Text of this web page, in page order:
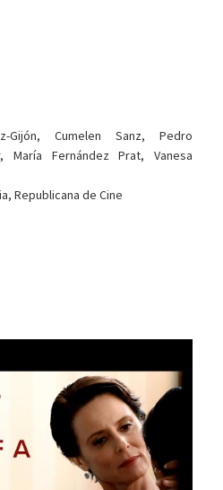
Gijón, Cumelen Sanz, Pedro
María Fernández Prat, Vanesa
Republicana de Cine